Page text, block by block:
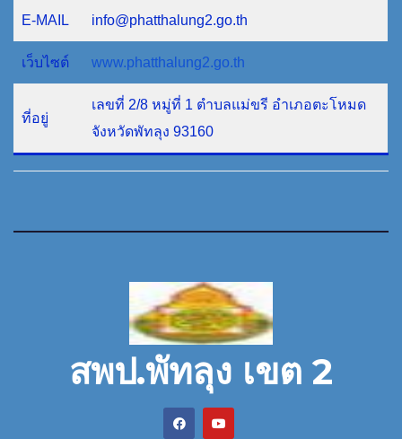
E-MAIL info@phatthalung2.go.th
เว็บไซต์ www.phatthalung2.go.th
ที่อยู่
เลขที่ 2/8 หมู่ที่ 1 ตำบลแม่ขรี อำเภอตะโหมด
จังหวัดพัทลุง 93160
สพป.พัทลุง เขต 2